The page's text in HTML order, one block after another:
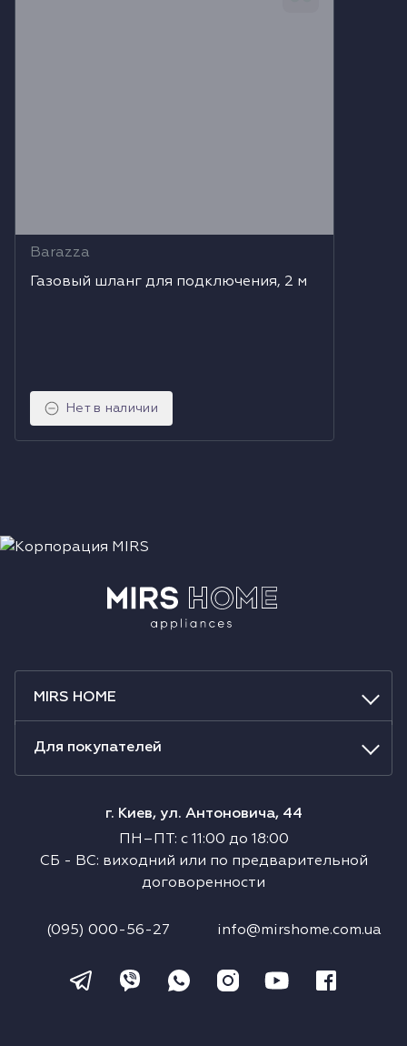
Barazza
Газовый шланг для подключения, 2 м
Нет в наличии
MIRS HOME
Для покупателей
г. Киев, ул. Антоновича, 44
ПН–ПТ : с11:00 до 18:00
СБ - ВС: виходний или по предварительной
договоренности
info@mirshome.com.ua
(095) 000-56-27